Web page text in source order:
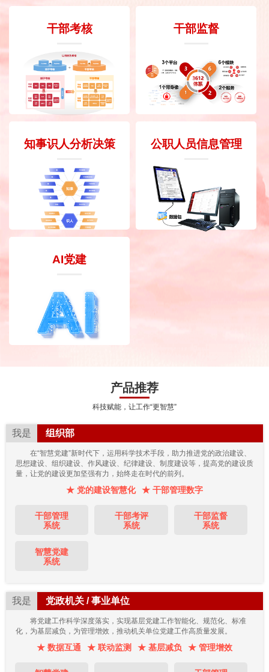
干部考核 干部监督
知事识人分析决策 公职人员信息管理
AI党建
产品推荐
科技赋能，让工作“更智慧”
我是 组织部
在“智慧党建”新时代下，运用科学技术手段，助力推进党的政治建设、
思想建设、组织建设、作风建设、纪律建设、制度建设等，提高党的建设质
量，让党的建设更加坚强有力，始终走在时代的前列。
★ 党的建设智慧化 ★ 干部管理数字
干部管理
系统
干部考评
系统
干部监督
系统
智慧党建
系统
我是 党政机关 / 事业单位
将党建工作科学深度落实，实现基层党建工作智能化、规范化、标准
化，为基层减负，为管理增效，推动机关单位党建工作高质量发展。
★ 数据互通 ★ 联动监测 ★ 基层减负 ★ 管理增效